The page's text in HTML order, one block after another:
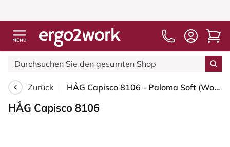
Zurück HÅG Capisco 8106 - Paloma Soft (Wollsdorf) - Semi-Anilinleder - ATG55115 - Warm grey - Weiß - 200 mm (Sitzhöhe 46-64cm) - Bodengleiter
HÅG Capisco 8106